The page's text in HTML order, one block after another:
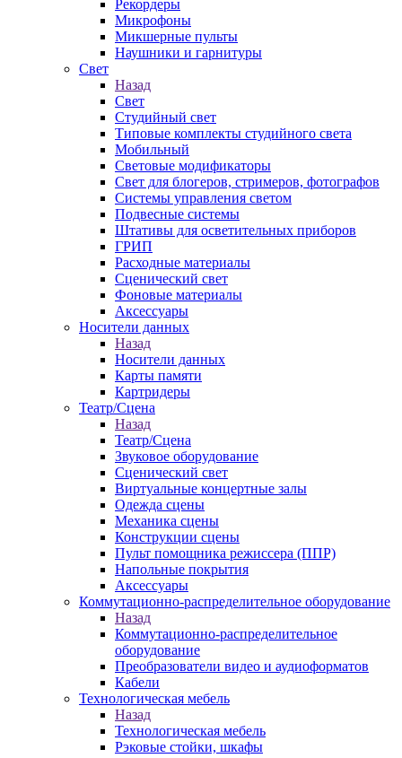
Рекордеры
Микрофоны
Микшерные пульты
Наушники и гарнитуры
Свет
Назад
Свет
Студийный свет
Типовые комплекты студийного света
Мобильный
Световые модификаторы
Свет для блогеров, стримеров, фотографов
Системы управления светом
Подвесные системы
Штативы для осветительных приборов
ГРИП
Расходные материалы
Сценический свет
Фоновые материалы
Аксессуары
Носители данных
Назад
Носители данных
Карты памяти
Картридеры
Театр/Сцена
Назад
Театр/Сцена
Звуковое оборудование
Сценический свет
Виртуальные концертные залы
Одежда сцены
Механика сцены
Конструкции сцены
Пульт помощника режиссера (ППР)
Напольные покрытия
Аксессуары
Коммутационно-распределительное оборудование
Назад
Коммутационно-распределительное
оборудование
Преобразователи видео и аудиоформатов
Кабели
Технологическая мебель
Назад
Технологическая мебель
Рэковые стойки, шкафы